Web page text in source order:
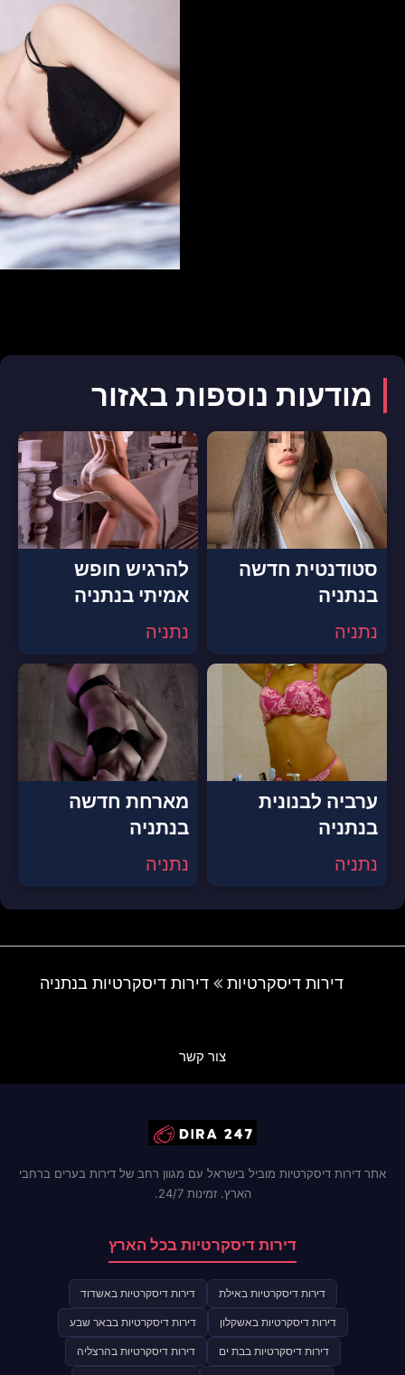
מודעות נוספות באזור
סטודנטית חדשה
בנתניה
נתניה
להרגיש חופש
אמיתי בנתניה
נתניה
ערביה לבנונית
בנתניה
נתניה
מארחת חדשה
בנתניה
נתניה
דירות דיסקרטיות דירות דיסקרטיות בנתניה
צור קשר
אתר דירות דיסקרטיות מוביל בישראל עם מגוון רחב של דירות בערים ברחבי
הארץ. זמינות 24/7.
דירות דיסקרטיות בכל הארץ
דירות דיסקרטיות באילת דירות דיסקרטיות באשדוד
דירות דיסקרטיות באשקלון דירות דיסקרטיות בבאר שבע
דירות דיסקרטיות בבת ים דירות דיסקרטיות בהרצליה